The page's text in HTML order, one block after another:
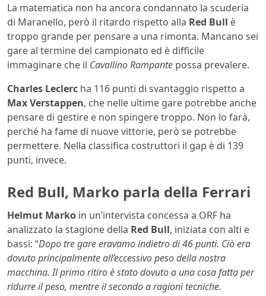
La matematica non ha ancora condannato la scuderia
di Maranello, però il ritardo rispetto alla Red Bull è
troppo grande per pensare a una rimonta. Mancano sei
gare al termine del campionato ed è difficile
immaginare che il Cavallino Rampante possa prevalere.
Charles Leclerc ha 116 punti di svantaggio rispetto a
Max Verstappen, che nelle ultime gare potrebbe anche
pensare di gestire e non spingere troppo. Non lo farà,
perché ha fame di nuove vittorie, però se potrebbe
permettere. Nella classifica costruttori il gap è di 139
punti, invece.
Red Bull, Marko parla della Ferrari
Helmut Marko in un’intervista concessa a ORF ha
analizzato la stagione della Red Bull, iniziata con alti e
bassi: “Dopo tre gare eravamo indietro di 46 punti. Ciò era
dovuto principalmente all’eccessivo peso della nostra
macchina. Il primo ritiro è stato dovuto a una cosa fatta per
ridurre il peso, mentre il secondo a ragioni tecniche.